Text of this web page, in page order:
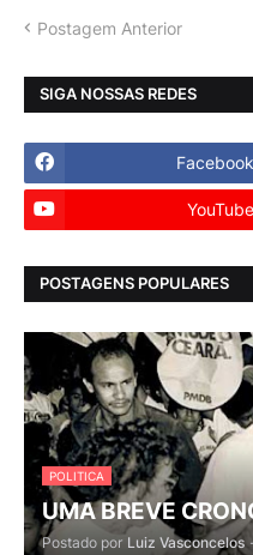
Postagem Anterior
SIGA NOSSAS REDES
Facebook
YouTube
POSTAGENS POPULARES
POLITICA
UMA BREVE
Postado por Luiz Vasconcelos